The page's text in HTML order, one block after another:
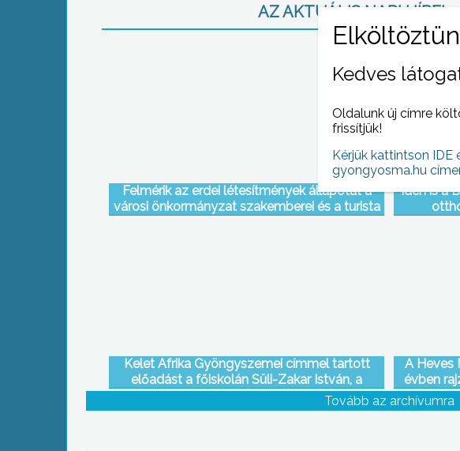
AZ AKTUÁLIS NAPI HÍREI
Felmérik az erdei létesítmények állapotát a
városi önkormányzat szakemberei és a turista
Idén is a
Kelet Afrika Gyöngyszemei címmel tartott
előadást a főiskolán Süli-Zakar István, a
debreceni egyetem professzora
A Heves
évben
Tovább az archívumra
Kedves
Oldalunk új címre
frissítjük!
Kérjük kattintson IDE
gyongyosma.hu